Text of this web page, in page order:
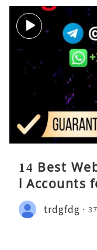
14 Best
l Accounts
trdgfdg